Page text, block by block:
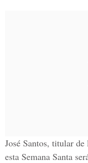
José Santos, titular
esta Semana Santa